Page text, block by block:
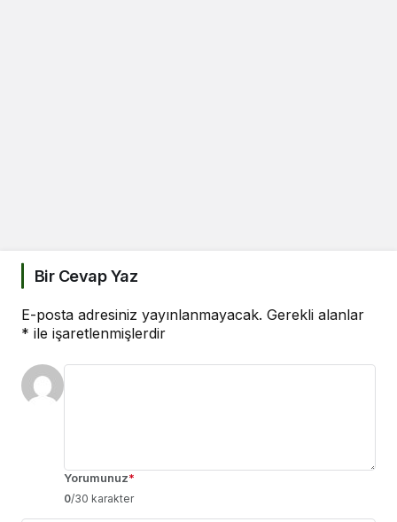
Bir Cevap Yaz
E-posta adresiniz yayınlanmayacak. Gerekli alanlar
* ile işaretlenmişlerdir
Yorumunuz*
0/30 karakter